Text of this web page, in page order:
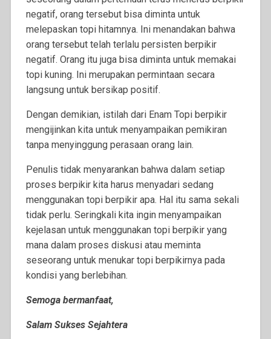
negatif, orang tersebut bisa diminta untuk
melepaskan topi hitamnya. Ini menandakan bahwa
orang tersebut telah terlalu persisten berpikir
negatif. Orang itu juga bisa diminta untuk memakai
topi kuning. Ini merupakan permintaan secara
langsung untuk bersikap positif.
Dengan demikian, istilah dari Enam Topi berpikir
mengijinkan kita untuk menyampaikan pemikiran
tanpa menyinggung perasaan orang lain.
Penulis tidak menyarankan bahwa dalam setiap
proses berpikir kita harus menyadari sedang
menggunakan topi berpikir apa. Hal itu sama sekali
tidak perlu. Seringkali kita ingin menyampaikan
kejelasan untuk menggunakan topi berpikir yang
mana dalam proses diskusi atau meminta
seseorang untuk menukar topi berpikirnya pada
kondisi yang berlebihan.
Semoga bermanfaat,
Salam Sukses Sejahtera